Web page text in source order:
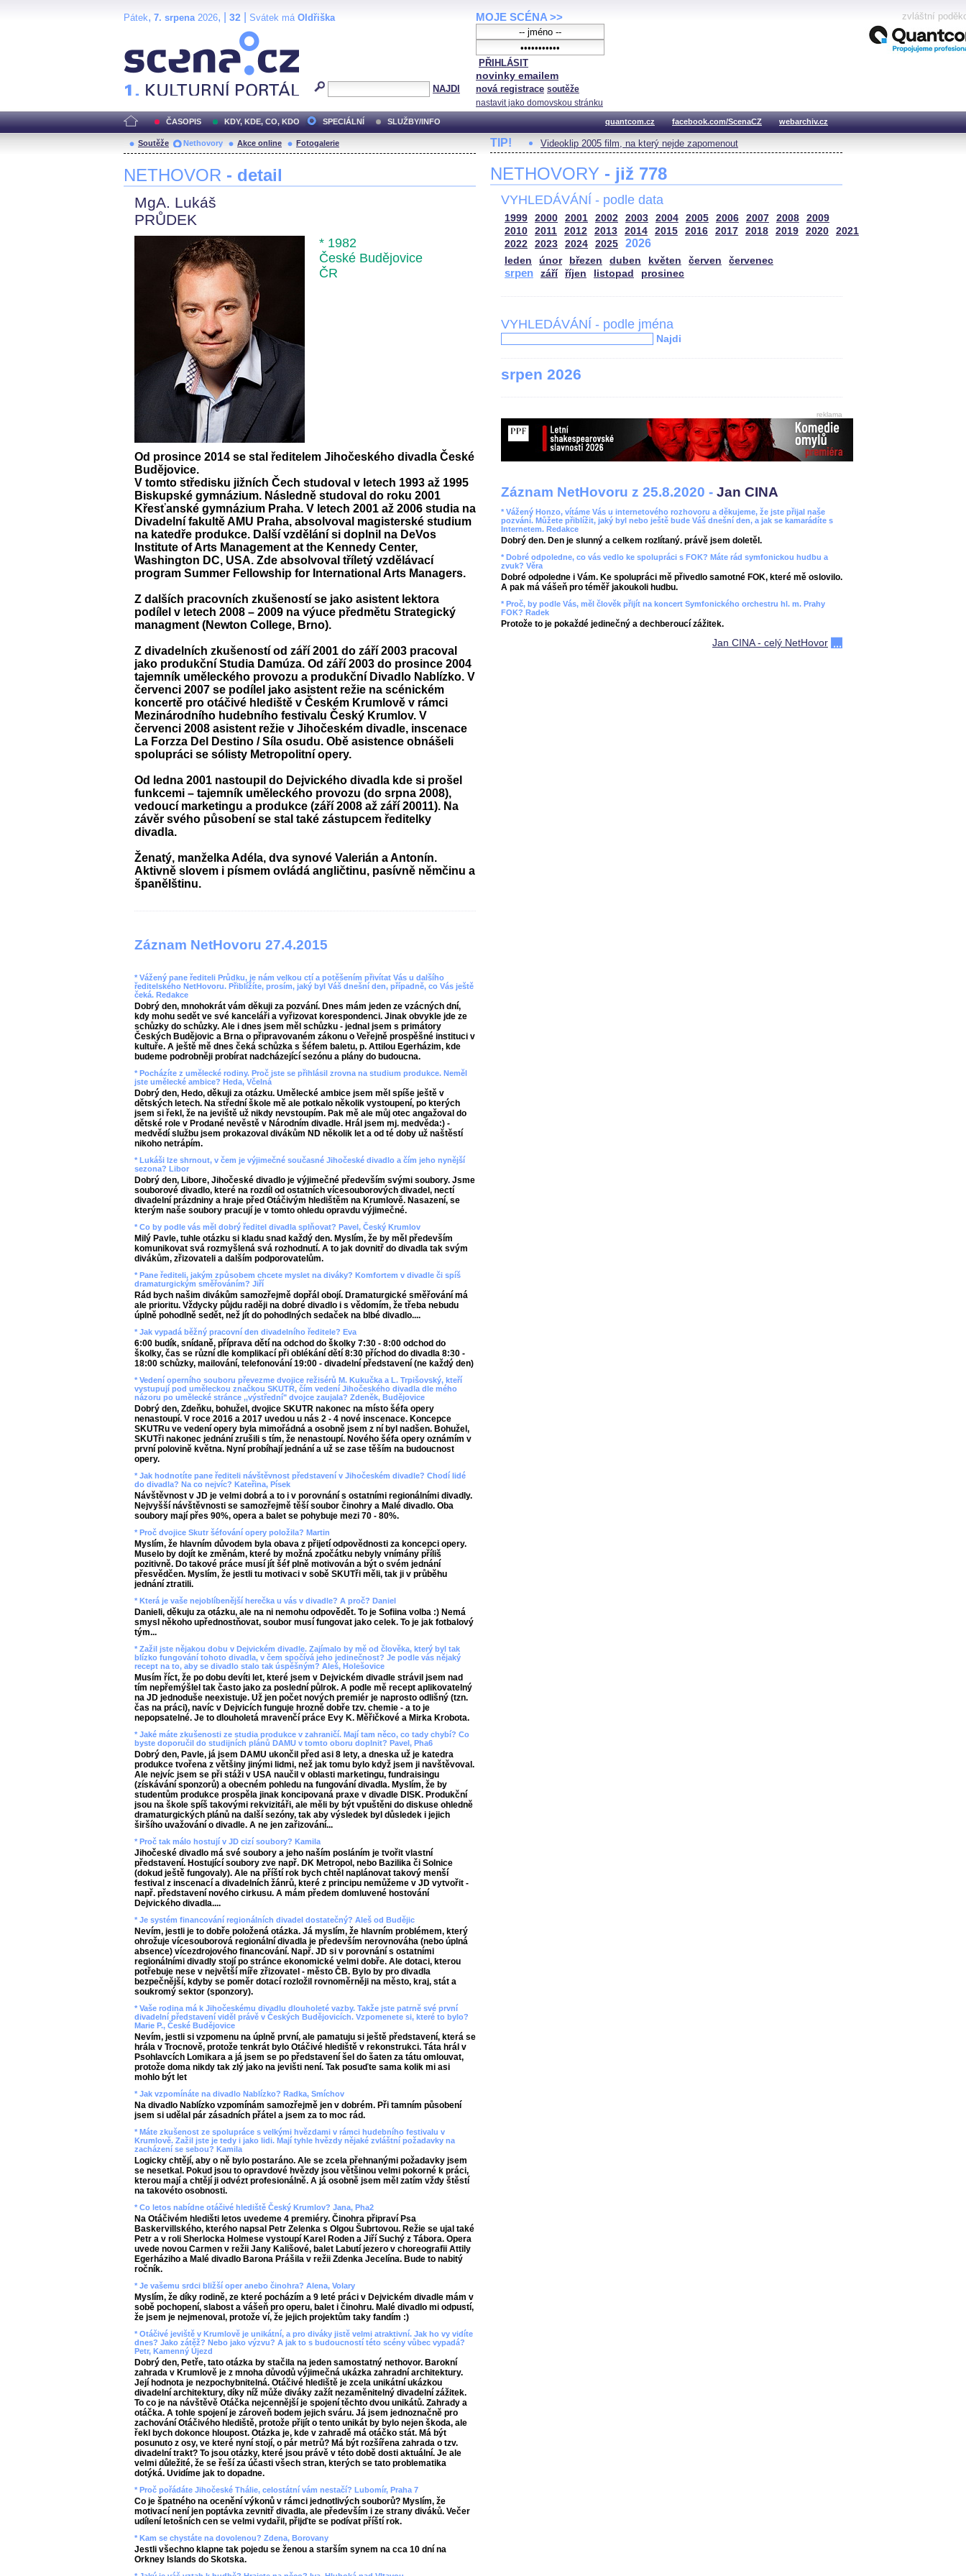
Pátek, 7. srpena2026, | 32 Svátek má Oldřiška
NAJDI
MOJE SCÉNA >>
PŘIHLÁSIT
novinky emailem
nová registrace soutěže
nastavit jako domovskou stránku
zvláštní
ČASOPIS KDY, KDE, CO, KDO SPECIÁLNÍ SLUŽBY/INFO quantcom.cz facebook.com/ScenaCZ webarchiv.cz
Soutěže Nethovory Akce online Fotogalerie
NETHOVOR - detail
MgA. Lukáš
PRŮDEK
* 1982
České Budějovice
ČR
Od prosince 2014 se stal ředitelem Jihočeského divadla České
Budějovice.
V tomto středisku jižních Čech studoval v letech 1993 až 1995
Biskupské gymnázium. Následně studoval do roku 2001
Křesťanské gymnázium Praha. V letech 2001 až 2006 studia na
Divadelní fakultě AMU Praha, absolvoval magisterské studium
na katedře produkce. Další vzdělání si doplnil na DeVos
Institute of Arts Management at the Kennedy Center,
Washington DC, USA. Zde absolvoval tříletý vzdělávací
program Summer Fellowship for International Arts Managers.
Z dalších pracovních zkušeností se jako asistent lektora
podílel v letech 2008 – 2009 na výuce předmětu Strategický
managment (Newton College, Brno).
Z divadelních zkušeností od září 2001 do září 2003 pracoval
jako produkční Studia Damúza. Od září 2003 do prosince 2004
tajemník uměleckého provozu a produkční Divadlo Nablízko. V
červenci 2007 se podílel jako asistent režie na scénickém
koncertě pro otáčivé hlediště v Českém Krumlově v rámci
Mezinárodního hudebního festivalu Český Krumlov. V
červenci 2008 asistent režie v Jihočeském divadle, inscenace
La Forzza Del Destino / Síla osudu. Obě asistence obnášeli
spolupráci se sólisty Metropolitní opery.
Od ledna 2001 nastoupil do Dejvického divadla kde si prošel
funkcemi – tajemník uměleckého provozu (do srpna 2008),
vedoucí marketingu a produkce (září 2008 až září 20011). Na
závěr svého působení se stal také zástupcem ředitelky
divadla.
Ženatý, manželka Adéla, dva synové Valerián a Antonín.
Aktivně slovem i písmem ovládá angličtinu, pasívně němčinu a
španělštinu.
Záznam NetHovoru 27.4.2015
* Vážený pane řediteli Průdku, je nám velkou ctí a potěšením přivítat Vás u dalšího
ředitelského NetHovoru. Přiblížíte, prosím, jaký byl Váš dnešní den, případně, co Vás ještě
čeká. Redakce
Dobrý den, mnohokrát vám děkuji za pozvání. Dnes mám jeden ze vzácných dní,
kdy mohu sedět ve své kanceláři a vyřizovat korespondenci. Jinak obvykle jde ze
schůzky do schůzky. Ale i dnes jsem měl schůzku - jednal jsem s primátory
Českých Budějovic a Brna o připravovaném zákonu o Veřejně prospěšné instituci v
kultuře. A ještě mě dnes čeká schůzka s šéfem baletu, p. Attilou Egerházim, kde
budeme podrobněji probírat nadcházející sezónu a plány do budoucna.
* Pocházíte z umělecké rodiny. Proč jste se přihlásil zrovna na studium produkce. Neměl
jste umělecké ambice? Heda, Včelná
Dobrý den, Hedo, děkuji za otázku. Umělecké ambice jsem měl spíše ještě v
dětských letech. Na střední škole mě ale potkalo několik vystoupení, po kterých
jsem si řekl, že na jeviště už nikdy nevstoupím. Pak mě ale můj otec angažoval do
dětské role v Prodané nevěstě v Národním divadle. Hrál jsem mj. medvěda:) -
medvědí službu jsem prokazoval divákům ND několik let a od té doby už naštěstí
nikoho netrápím.
* Lukáši lze shrnout, v čem je výjimečné současné Jihočeské divadlo a čím jeho nynější
sezona? Libor
Dobrý den, Libore, Jihočeské divadlo je výjimečné především svými soubory. Jsme
souborové divadlo, které na rozdíl od ostatních vícesouborových divadel, nectí
divadelní prázdniny a hraje před Otáčivým hledištěm na Krumlově. Nasazení, se
kterým naše soubory pracují je v tomto ohledu opravdu výjimečné.
* Co by podle vás měl dobrý ředitel divadla splňovat? Pavel, Český Krumlov
Milý Pavle, tuhle otázku si kladu snad každý den. Myslím, že by měl především
komunikovat svá rozmyšlená svá rozhodnutí. A to jak dovnitř do divadla tak svým
divákům, zřizovateli a dalším podporovatelům.
* Pane řediteli, jakým způsobem chcete myslet na diváky? Komfortem v divadle či spíš
dramaturgickým směřováním? Jiří
Rád bych našim divákům samozřejmě dopřál obojí. Dramaturgické směřování má
ale prioritu. Vždycky půjdu raději na dobré divadlo i s vědomím, že třeba nebudu
úplně pohodlně sedět, než jít do pohodlných sedaček na blbé divadlo....
* Jak vypadá běžný pracovní den divadelního ředitele? Eva
6:00 budík, snídaně, příprava dětí na odchod do školky 7:30 - 8:00 odchod do
školky, čas se různí dle komplikací při oblékání dětí 8:30 příchod do divadla 8:30 -
18:00 schůzky, mailování, telefonování 19:00 - divadelní představení (ne každý den)
* Vedení operního souboru převezme dvojice režisérů M. Kukučka a L. Trpišovský, kteří
vystupují pod uměleckou značkou SKUTR, čím vedení Jihočeského divadla dle mého
názoru po umělecké stránce ,,výstřední" dvojce zaujala? Zdeněk, Budějovice
Dobrý den, Zdeňku, bohužel, dvojice SKUTR nakonec na místo šéfa opery
nenastoupí. V roce 2016 a 2017 uvedou u nás 2 - 4 nové inscenace. Koncepce
SKUTRu ve vedení opery byla mimořádná a osobně jsem z ní byl nadšen. Bohužel,
SKUTři nakonec jednání zrušili s tím, že nenastoupí. Nového šéfa opery oznámím v
první polovině května. Nyní probíhají jednání a už se zase těším na budoucnost
opery.
* Jak hodnotíte pane řediteli návštěvnost představení v Jihočeském divadle? Chodí lidé
do divadla? Na co nejvíc? Kateřina, Písek
Návštěvnost v JD je velmi dobrá a to i v porovnání s ostatními regionálními divadly.
Nejvyšší návštěvnosti se samozřejmě těší soubor činohry a Malé divadlo. Oba
soubory mají přes 90%, opera a balet se pohybuje mezi 70 - 80%.
* Proč dvojice Skutr šéfování opery položila? Martin
Myslím, že hlavním důvodem byla obava z přijetí odpovědnosti za koncepci opery.
Muselo by dojít ke změnám, které by možná zpočátku nebyly vnímány příliš
pozitivně. Do takové práce musí jít šéf plně motivován a být o svém jednání
přesvědčen. Myslím, že jestli tu motivaci v sobě SKUTři měli, tak ji v průběhu
jednání ztratili.
* Která je vaše nejoblíbenější herečka u vás v divadle? A proč? Daniel
Danieli, děkuju za otázku, ale na ni nemohu odpovědět. To je Sofiina volba :) Nemá
smysl někoho upřednostňovat, soubor musí fungovat jako celek. To je jak fotbalový
tým...
* Zažil jste nějakou dobu v Dejvickém divadle. Zajímalo by mě od člověka, který byl tak
blízko fungování tohoto divadla, v čem spočívá jeho jedinečnost? Je podle vás nějaký
recept na to, aby se divadlo stalo tak úspěšným? Aleš, Holešovice
Musím říct, že po dobu devíti let, které jsem v Dejvickém divadle strávil jsem nad
tím nepřemýšlel tak často jako za poslední půlrok. A podle mě recept aplikovatelný
na JD jednoduše neexistuje. Už jen počet nových premiér je naprosto odlišný (tzn.
čas na práci), navíc v Dejvicích funguje hrozně dobře tzv. chemie - a to je
nepopsatelné. Je to dlouholetá mravenčí práce Evy K. Měřičkové a Mirka Krobota.
* Jaké máte zkušenosti ze studia produkce v zahraničí. Mají tam něco, co tady chybí? Co
byste doporučil do studijních plánů DAMU v tomto oboru doplnit? Pavel, Pha6
Dobrý den, Pavle, já jsem DAMU ukončil před asi 8 lety, a dneska už je katedra
produkce tvořena z většiny jinými lidmi, než jak tomu bylo když jsem ji navštěvoval.
Ale nejvíc jsem se při stáži v USA naučil v oblasti marketingu, fundraisingu
(získávání sponzorů) a obecném pohledu na fungování divadla. Myslím, že by
studentům produkce prospěla jinak koncipovaná praxe v divadle DISK. Produkční
jsou na škole spíš takovými rekvizitáři, ale měli by být vpuštěni do diskuse ohledně
dramaturgických plánů na další sezóny, tak aby výsledek byl důsledek i jejich
širšího uvažování o divadle. A ne jen zařizování...
* Proč tak málo hostují v JD cizí soubory? Kamila
Jihočeské divadlo má své soubory a jeho naším posláním je tvořit vlastní
představení. Hostující soubory zve např. DK Metropol, nebo Bazilika či Solnice
(dokud ještě fungovaly). Ale na příští rok bych chtěl naplánovat takový menší
festival z inscenací a divadelních žánrů, které z principu nemůžeme v JD vytvořit -
např. představení nového cirkusu. A mám předem domluvené hostování
Dejvického divadla....
* Je systém financování regionálních divadel dostatečný? Aleš od Budějic
Nevím, jestli je to dobře položená otázka. Já myslím, že hlavním problémem, který
ohrožuje vícesouborová regionální divadla je především nerovnováha (nebo úplná
absence) vícezdrojového financování. Např. JD si v porovnání s ostatními
regionálními divadly stojí po stránce ekonomické velmi dobře. Ale dotaci, kterou
potřebuje nese v největší míře zřizovatel - město ČB. Bylo by pro divadla
bezpečnější, kdyby se poměr dotací rozložil rovnoměrněji na město, kraj, stát a
soukromý sektor (sponzory).
* Vaše rodina má k Jihočeskému divadlu dlouholeté vazby. Takže jste patrně své první
divadelní představení viděl právě v Českých Budějovicích. Vzpomenete si, které to bylo?
Marie P., České Budějovice
Nevím, jestli si vzpomenu na úplně první, ale pamatuju si ještě představení, která se
hrála v Trocnově, protože tenkrát bylo Otáčivé hlediště v rekonstrukci. Táta hrál v
Psohlavcích Lomikara a já jsem se po představení šel do šaten za tátu omlouvat,
protože doma nikdy tak zlý jako na jevišti není. Tak posuďte sama kolik mi asi
mohlo být let
* Jak vzpomínáte na divadlo Nablízko? Radka, Smíchov
Na divadlo Nablízko vzpomínám samozřejmě jen v dobrém. Při tamním působení
jsem si udělal pár zásadních přátel a jsem za to moc rád.
* Máte zkušenost ze spolupráce s velkými hvězdami v rámci hudebního festivalu v
Krumlově. Zažil jste je tedy i jako lidi. Mají tyhle hvězdy nějaké zvláštní požadavky na
zacházení se sebou? Kamila
Logicky chtějí, aby o ně bylo postaráno. Ale se zcela přehnanými požadavky jsem
se nesetkal. Pokud jsou to opravdové hvězdy jsou většinou velmi pokorné k práci,
kterou mají a chtějí ji odvézt profesionálně. A já osobně jsem měl zatím vždy štěstí
na takovéto osobnosti.
* Co letos nabídne otáčivé hlediště Český Krumlov? Jana, Pha2
Na Otáčivém hledišti letos uvedeme 4 premiéry. Činohra připraví Psa
Baskervillského, kterého napsal Petr Zelenka s Olgou Šubrtovou. Režie se ujal také
Petr a v roli Sherlocka Holmese vystoupí Karel Roden a Jiří Suchý z Tábora. Opera
uvede novou Carmen v režii Jany Kališové, balet Labutí jezero v choreografii Attily
Egerháziho a Malé divadlo Barona Prášila v režii Zdenka Jecelína. Bude to nabitý
ročník.
* Je vašemu srdci bližší oper anebo činohra? Alena, Volary
Myslím, že díky rodině, ze které pocházím a 9 leté práci v Dejvickém divadle mám v
sobě pochopení, slabost a vášeň pro operu, balet i činohru. Malé divadlo mi odpustí,
že jsem je nejmenoval, protože ví, že jejich projektům taky fandím :)
* Otáčivé jeviště v Krumlově je unikátní, a pro diváky jistě velmi atraktivní. Jak ho vy vidíte
dnes? Jako zátěž? Nebo jako výzvu? A jak to s budoucností této scény vůbec vypadá?
Petr, Kamenný Újezd
Dobrý den, Petře, tato otázka by stačila na jeden samostatný nethovor. Barokní
zahrada v Krumlově je z mnoha důvodů výjimečná ukázka zahradní architektury.
Její hodnota je nezpochybnitelná. Otáčivé hlediště je zcela unikátní ukázkou
divadelní architektury, díky níž může diváky zažít nezaměnitelný divadelní zážitek.
To co je na návštěvě Otáčka nejcennější je spojení těchto dvou unikátů. Zahrady a
otáčka. A tohle spojení je zároveň bodem jejich sváru. Já jsem jednoznačně pro
zachování Otáčivého hlediště, protože přijít o tento unikát by bylo nejen škoda, ale
řekl bych dokonce hloupost. Otázka je, kde v zahradě má otáčko stát. Má být
posunuto z osy, ve které nyní stojí, o pár metrů? Má být rozšířena zahrada o tzv.
divadelní trakt? To jsou otázky, které jsou právě v této době dosti aktuální. Je ale
velmi důležité, že se řeší za účasti všech stran, kterých se tato problematika
dotýká. Uvidíme jak to dopadne.
* Proč pořádáte Jihočeské Thálie, celostátní vám nestačí? Lubomír, Praha 7
Co je špatného na ocenění výkonů v rámci jednotlivých souborů? Myslím, že
motivací není jen poptávka zevnitř divadla, ale především i ze strany diváků. Večer
udílení letošních cen se velmi vydařil, přijďte se podívat příští rok.
* Kam se chystáte na dovolenou? Zdena, Borovany
Jestli všechno klapne tak pojedu se ženou a starším synem na cca 10 dní na
Orkney Islands do Skotska.
TIP! Videoklip 2005 film, na který nejde zapomenout
NETHOVORY - již 778
VYHLEDÁVÁNÍ - podle data
1999 2000 2001 2002 2003 2004 2005 2006 2007 2008
2009
2010
2011 2012 2013 2014 2015 2016 2017 2018 2019 2020
2021
2022
2023 2024 2025 2026
leden únor březen duben květen červen červenec
srpen září říjen listopad prosinec
VYHLEDÁVÁNÍ - podle jména
Najdi
srpen 2026
reklama
Záznam NetHovoru z 25.8.2020 - Jan CINA
* Vážený Honzo, vítáme Vás u internetového rozhovoru a děkujeme, že jste přijal naše
pozvání. Můžete přiblížit, jaký byl nebo ještě bude Váš dnešní den, a jak se kamarádíte s
Internetem. Redakce
Dobrý den. Den je slunný a celkem rozlítaný. právě jsem doletěl.
* Dobré odpoledne, co vás vedlo ke spolupráci s FOK? Máte rád symfonickou hudbu a
zvuk? Věra
Dobré odpoledne i Vám. Ke spolupráci mě přivedlo samotné FOK, které mě oslovilo.
A pak má vášeň pro téměř jakoukoli hudbu.
* Proč, by podle Vás, měl člověk přijít na koncert Symfonického orchestru hl. m. Prahy
FOK? Radek
Protože to je pokaždé jedinečný a dechberoucí zážitek.
Jan CINA - celý NetHovor